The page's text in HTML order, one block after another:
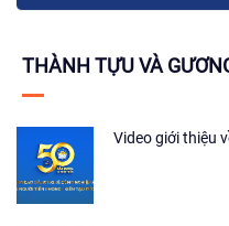
THÀNH TỰU VÀ
Video giới thiệu